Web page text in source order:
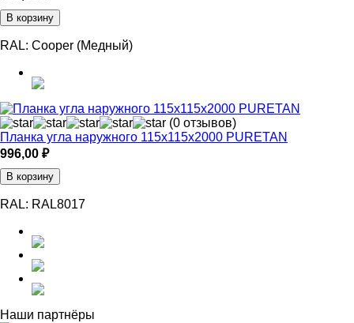
В корзину
RAL: Cooper (Медный)
(0 отзывов)
Планка угла наружного 115х115х2000 PURETAN
996,00 ₽
В корзину
RAL: RAL8017
Наши партнёры